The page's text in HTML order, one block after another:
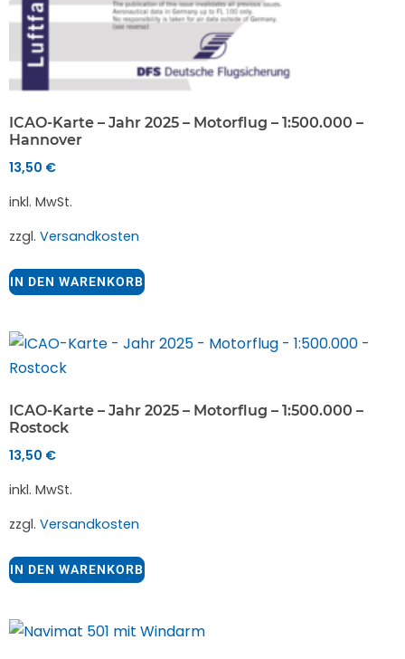
ICAO-Karte – Jahr 2025 – Motorflug – 1:500.000 –
Hannover
13,50 €
inkl. MwSt.
zzgl. Versandkosten
IN DEN WARENKORB
ICAO-Karte – Jahr 2025 – Motorflug – 1:500.000 –
Rostock
13,50 €
inkl. MwSt.
zzgl. Versandkosten
IN DEN WARENKORB